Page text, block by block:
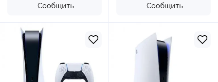
Сообщить Сообщить